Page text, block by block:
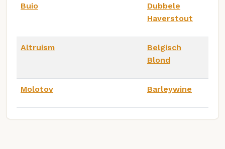
Buio
Dubbele
Haverstout
Altruism
Belgisch
Blond
Molotov Barleywine